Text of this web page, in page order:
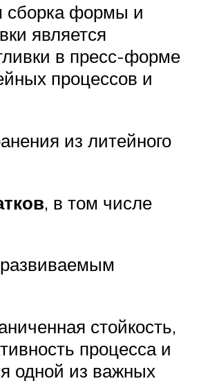
сборка формы и
является
в пресс-форме
процессов и
из литейного
, в том числе
стойкость,
процесса и
одной из важных